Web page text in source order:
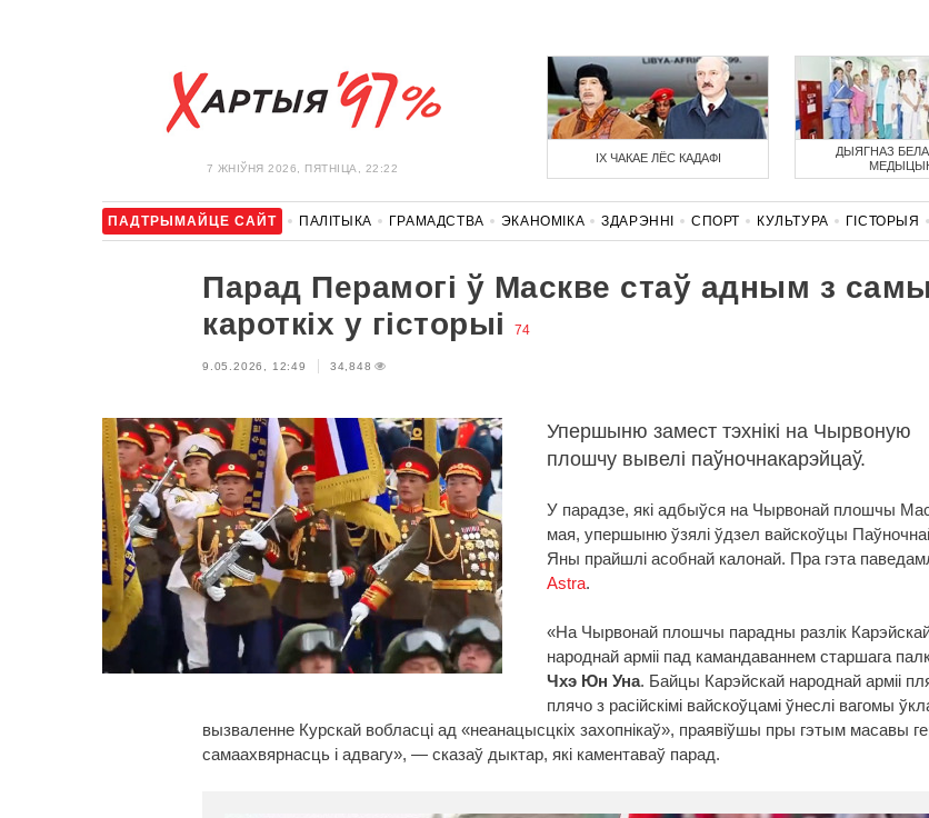
7 ЖНIЎНЯ 2026, ПЯТНІЦА, 22:22
ІХ ЧАКАЕ ЛЁС КАДАФІ
ДЫЯГНАЗ
ПАДТРЫМАЙЦЕ САЙТ ПАЛІТЫКА ГРАМАДСТВА ЭКАНОМІКА ЗДАРЭННI СПОРТ КУЛЬТУРА ГІСТОРЫЯ
Парад Перамогі ў Маскве стаў адным з
кароткіх у гісторыі
74
9.05.2026, 12:49 34,848
Упершыню замест тэхнікі на Чырвоную
плошчу вывелі паўночнакарэйцаў.
У парадзе, які адбыўся на Чырвонай плошчы
мая, упершыню ўзялі ўдзел вайскоўцы
Яны прайшлі асобнай калонай. Пра гэта
Astra.
«На Чырвонай плошчы парадны разлік
народнай арміі пад камандаваннем старшага
Чхэ Юн Уна. Байцы Карэйскай народнай арміі
плячо з расійскімі вайскоўцамі ўнеслі вагомы
вызваленне Курскай вобласці ад «неанацысцкіх захопнікаў», праявіўшы пры гэтым масавы
самаахвярнасць і адвагу», — сказаў дыктар, які каментаваў парад.